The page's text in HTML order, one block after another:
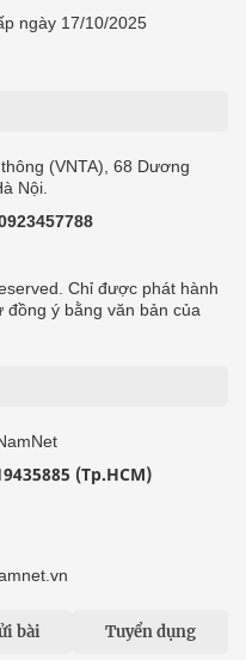
ngày 17/10/2025
(VNTA), 68 Dương
Nội.
Chỉ được phát hành
đồng ý bằng văn bản của
(Tp.HCM)
bài Tuyển dụng